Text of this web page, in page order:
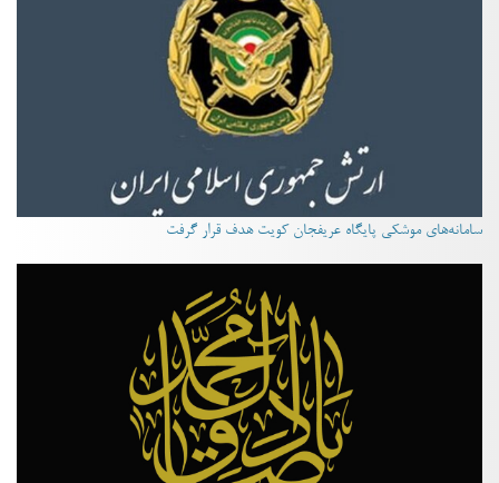
سامانه‌های موشکی پایگاه عریفجان کویت هدف قرار گرفت